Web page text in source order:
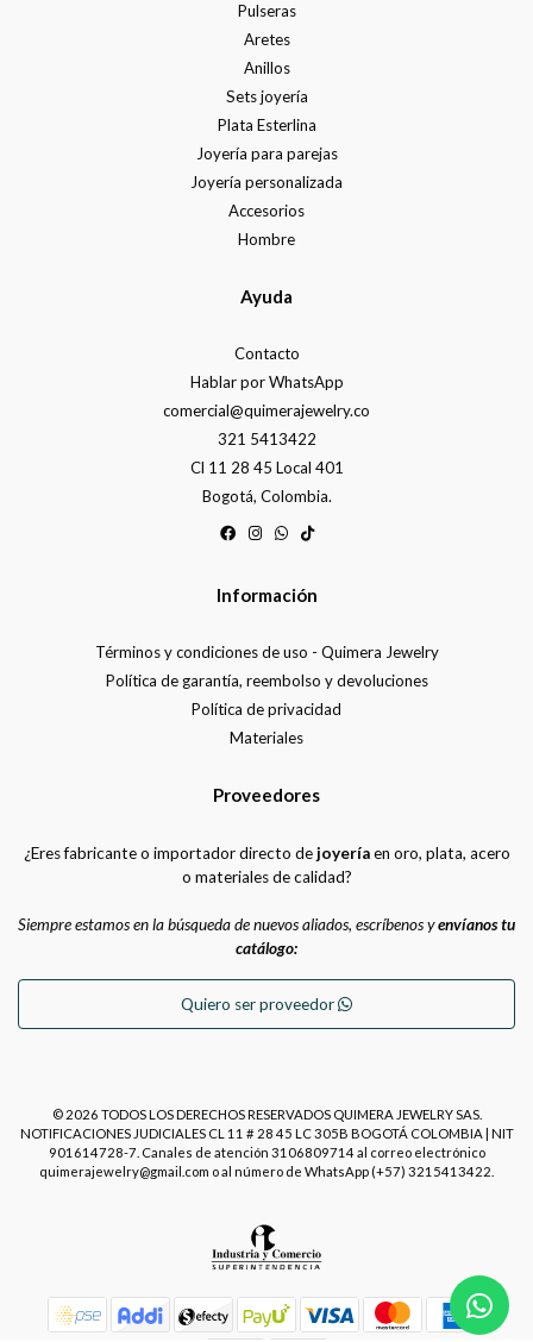
Pulseras
Aretes
Anillos
Sets joyería
Plata Esterlina
Joyería para parejas
Joyería personalizada
Accesorios
Hombre
Ayuda
Contacto
Hablar por WhatsApp
comercial@quimerajewelry.co
321 5413422
Cl 11 28 45 Local 401
Bogotá, Colombia.
Información
Términos y condiciones de uso - Quimera Jewelry
Política de garantía, reembolso y devoluciones
Política de privacidad
Materiales
Proveedores
¿Eres fabricante o importador directo dejoyeríaen oro, plata, acero
o materiales de calidad?
Siempre estamos en la búsqueda de nuevos aliados, escríbenos yenvíanos tu
catálogo:
Quiero ser proveedor
© 2026 TODOS LOS DERECHOS RESERVADOS QUIMERA JEWELRY SAS.
NOTIFICACIONES JUDICIALES CL 11 # 28 45 LC 305B BOGOTÁ COLOMBIA | NIT
901614728-7. Canales de atención 3106809714 al correo electrónico
quimerajewelry@gmail.com o al número de WhatsApp (+57) 3215413422.